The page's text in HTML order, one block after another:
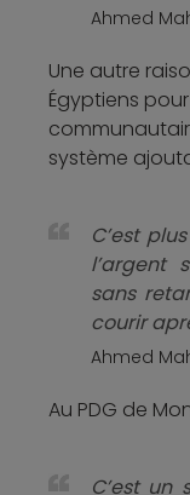
Ahmed
Une autre
Égyptiens
système
C’est
l’argent
sans
courir
Ahmed
Au PDG de
C’est un